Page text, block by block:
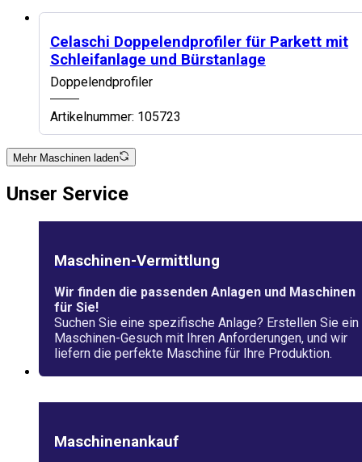
Celaschi Doppelendprofiler für Parkett mit
Schleifanlage und Bürstanlage
Top Maschine
Doppelendprofiler
Artikelnummer: 105723
Mehr Maschinen laden
Unser Service
Maschinen-Vermittlung
Wir finden die passenden Anlagen und Maschinen
für Sie!
Suchen Sie eine spezifische Anlage? Erstellen Sie ein
Maschinen-Gesuch mit Ihren Anforderungen, und wir
liefern die perfekte Maschine für Ihre Produktion.
Maschinenankauf